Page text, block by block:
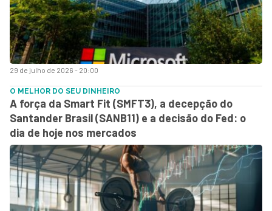
29 de julho de 2026 - 20:00
O MELHOR DO SEU DINHEIRO
A força da Smart Fit (SMFT3), a decepção do
Santander Brasil (SANB11) e a decisão do Fed: o
dia de hoje nos mercados